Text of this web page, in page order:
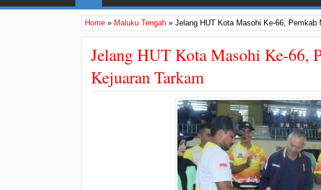
Home » Maluku Tengah » Jelang HUT Kota Masohi Ke-66, Pemkab
Jelang HUT Kota Masohi Ke-66,
Kejuaran Tarkam